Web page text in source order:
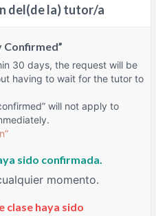
del(de la) tutor/a
Confirmed”
30 days, the request will be
having to wait for the tutor to
will not apply to
sido confirmada.
momento.
clase haya sido